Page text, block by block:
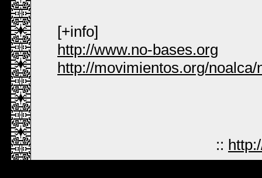
[+info]
http://www.no-bases.org
http://movimientos.org/noalca/
::